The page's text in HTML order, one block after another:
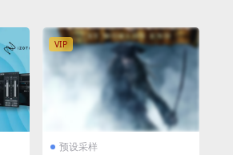
VIP
预设采样